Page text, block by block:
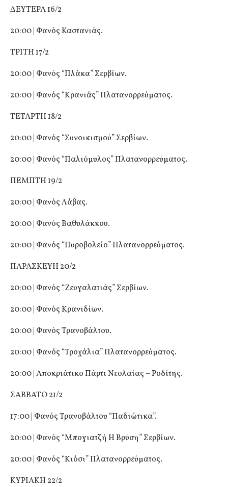
ΔΕΥΤΕΡΑ 16/2
20:00 | Φανός Καστανιάς.
ΤΡΙΤΗ 17/2
20:00 | Φανός “Πλάκα” Σερβίων.
20:00 | Φανός “Κρανιάς” Πλατανορρεύματος.
ΤΕΤΑΡΤΗ 18/2
20:00 | Φανός “Συνοικισμού” Σερβίων.
20:00 | Φανός “Παλιόμυλος” Πλατανορρεύματος.
ΠΕΜΠΤΗ 19/2
20:00 | Φανός Λάβας.
20:00 | Φανός Βαθυλάκκου.
20:00 | Φανός “Πυροβολείο” Πλατανορρεύματος.
ΠΑΡΑΣΚΕΥΗ 20/2
20:00 | Φανός “Ζευγαλατιάς” Σερβίων.
20:00 | Φανός Κρανιδίων.
20:00 | Φανός Τρανοβάλτου.
20:00 | Φανός “Τροχάλια” Πλατανορρεύματος.
20:00 | Αποκριάτικο Πάρτι Νεολαίας – Ροδίτης.
ΣΑΒΒΑΤΟ 21/2
17:00 | Φανός Τρανοβάλτου “Παδιώτικα”.
20:00 | Φανός “Μπογιατζή Η Βρύση” Σερβίων.
20:00 | Φανός “Κιόσι” Πλατανορρεύματος.
ΚΥΡΙΑΚΗ 22/2